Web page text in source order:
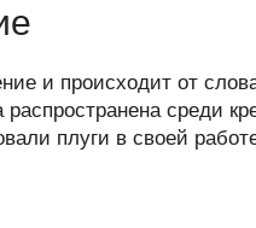
p
ть
и происходит от
среди
плуги в своей